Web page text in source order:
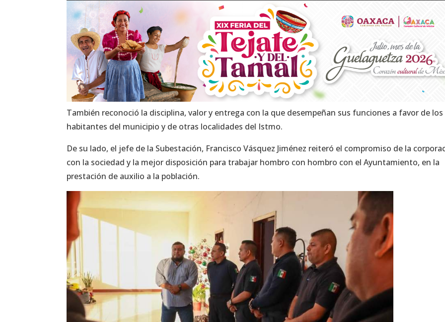
También reconoció la disciplina, valor y entrega con la que desempeñan sus funciones a favor de los
habitantes del municipio y de otras localidades del Istmo.
De su lado, el jefe de la Subestación, Francisco Vásquez Jiménez reiteró el compromiso de la
con la sociedad y la mejor disposición para trabajar hombro con hombro con el Ayuntamiento, en la
prestación de auxilio a la población.